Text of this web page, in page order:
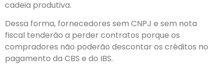
cadeia produtiva.
Dessa forma, fornecedores sem CNPJ e sem nota
fiscal tenderão a perder contratos porque os
compradores não poderão descontar os créditos no
pagamento da CBS e do IBS.